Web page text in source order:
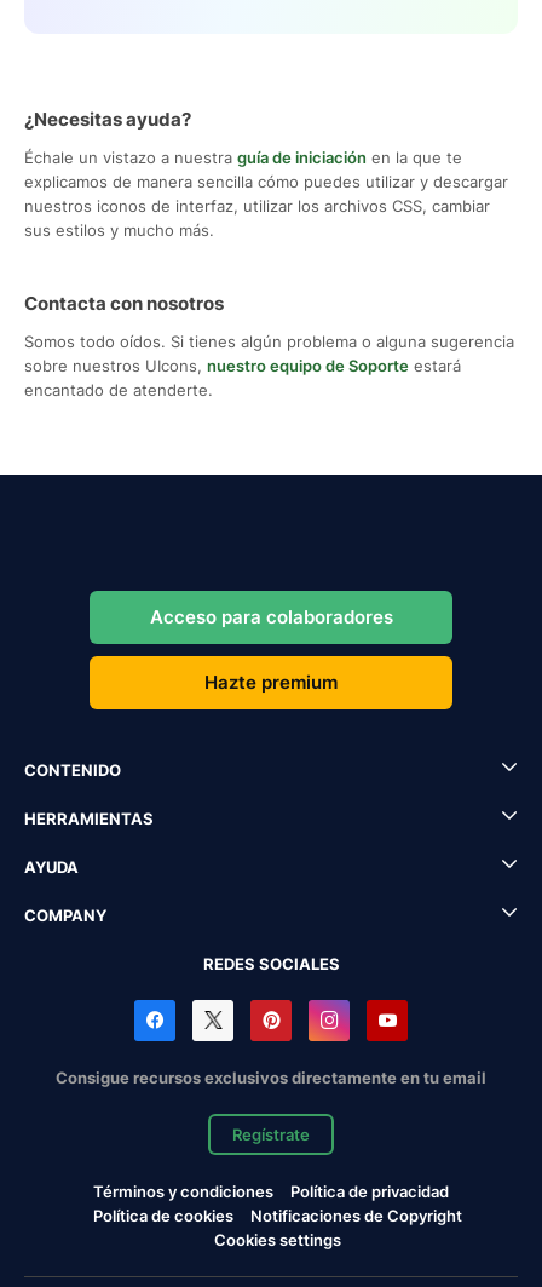
¿Necesitas ayuda?
Échale un vistazo a nuestra guía de iniciación en la que te
explicamos de manera sencilla cómo puedes utilizar y descargar
nuestros iconos de interfaz, utilizar los archivos CSS, cambiar
sus estilos y mucho más.
Contacta con nosotros
Somos todo oídos. Si tienes algún problema o alguna sugerencia
sobre nuestros UIcons, nuestro equipo de Soporte estará
encantado de atenderte.
Acceso para colaboradores
Hazte premium
CONTENIDO
HERRAMIENTAS
AYUDA
COMPANY
REDES SOCIALES
Consigue recursos exclusivos directamente en tu email
Regístrate
Términos y condiciones
Política de privacidad
Política de cookies
Notificaciones de Copyright
Cookies settings